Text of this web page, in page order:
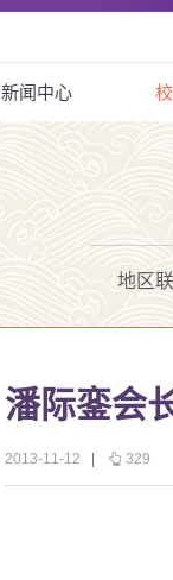
新闻中心
地区
潘际銮会
2013-11-12 329